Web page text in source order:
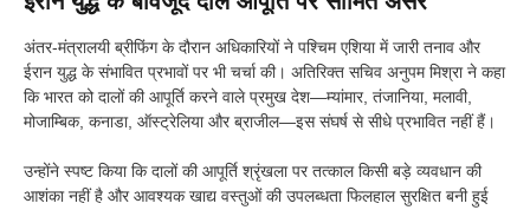
अंतर-मंत्रालयी ब्रीफिंग के दौरान अधिकारियों ने पश्चिम एशिया में जारी तनाव और
ईरान युद्ध के संभावित प्रभावों पर भी चर्चा की। अतिरिक्त सचिव अनुपम मिश्रा ने कहा
कि भारत को दालों की आपूर्ति करने वाले प्रमुख देश—म्यांमार, तंजानिया, मलावी,
मोजाम्बिक, कनाडा, ऑस्ट्रेलिया और ब्राजील—इस संघर्ष से सीधे प्रभावित नहीं हैं।
उन्होंने स्पष्ट किया कि दालों की आपूर्ति श्रृंखला पर तत्काल किसी बड़े व्यवधान की
आशंका नहीं है और आवश्यक खाद्य वस्तुओं की उपलब्धता फिलहाल सुरक्षित बनी हुई